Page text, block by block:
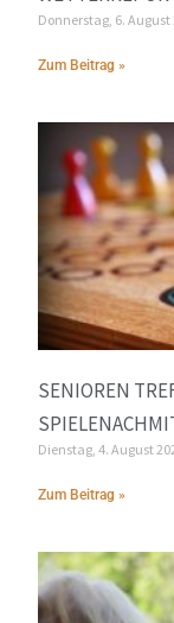
Donnerstag, 6. August
Zum Beitrag »
SENIOREN
Dienstag, 4. August
Zum Beitrag »